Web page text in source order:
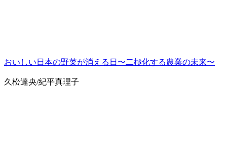
おいしい日本の野菜が消える日〜二極化する農業の未来〜
久松達央/紀平真理子